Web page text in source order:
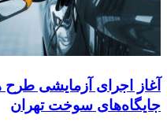
آغاز اجرای آزمایشی طرح
جایگاه‌های سوخت تهران